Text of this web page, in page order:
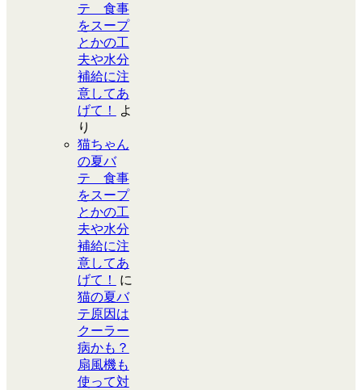
テ 食事
をスープ
とかの工
夫や水分
補給に注
意してあ
げて！
よ
り
猫ちゃん
の夏バ
テ 食事
をスープ
とかの工
夫や水分
補給に注
意してあ
げて！
に
猫の夏バ
テ原因は
クーラー
病かも？
扇風機も
使って対